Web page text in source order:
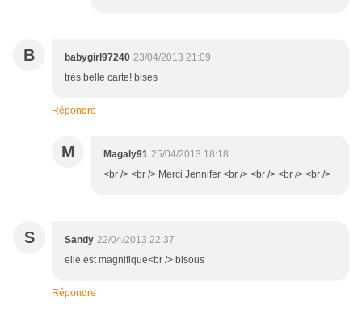
B babygirl97240 23/04/2013 21:09
très belle carte! bises
Répondre
M Magaly91 25/04/2013 18:18
<br /> <br /> Merci Jennifer <br /> <br /> <br /> <br />
S Sandy 22/04/2013 22:37
elle est magnifique<br /> bisous
Répondre